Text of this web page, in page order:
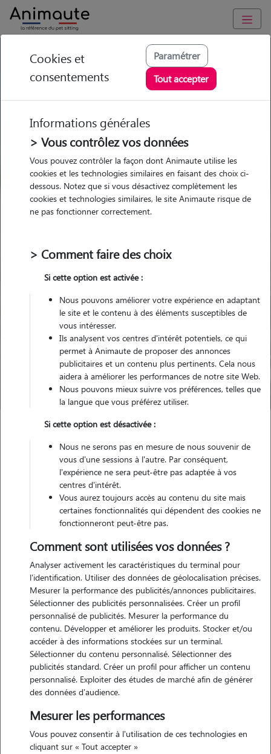
GARDE ANIMAUX à Saint-Martin-du-Frêne : Garde chien et
chat en famille ou à domicile, visites et promenades
Trouvez une garde animaux à
Saint-Martin-du-Frêne
Parmi nos 3 pet-sitters à Saint-
Martin-du-Frêne
Pour quel animal ?
Trouver mon Pet Sitter
Saint-Martin-du-Frêne
Nos promeneurs et familles d'accueil
à Saint-Martin-du-Frêne (01430)
Cookies et
consentements
Paramétrer
Tout accepter
Informations générales
> Vous contrôlez vos données
Vous pouvez contrôler la façon dont Animaute utilise les
cookies et les technologies similaires en faisant des choix ci-
dessous. Notez que si vous désactivez complètement les
cookies et technologies similaires, le site Animaute risque de
ne pas fonctionner correctement.
> Comment faire des choix
Si cette option est activée :
Nous pouvons améliorer votre expérience en adaptant
le site et le contenu à des éléments susceptibles de
vous intéresser.
Ils analysent vos centres d'intérêt potentiels, ce qui
permet à Animaute de proposer des annonces
publicitaires et un contenu plus pertinents. Cela nous
aidera à améliorer les performances de notre site Web.
Nous pouvons mieux suivre vos préférences, telles que
la langue que vous préférez utiliser.
Si cette option est désactivée :
Nous ne serons pas en mesure de nous souvenir de
vous d'une sessions à l'autre. Par conséquent,
l'expérience ne sera peut-être pas adaptée à vos
centres d'intérêt.
Vous aurez toujours accès au contenu du site mais
certaines fonctionnalités qui dépendent des cookies ne
fonctionneront peut-être pas.
Comment sont utilisées vos données ?
Analyser activement les caractéristiques du terminal pour
l'identification. Utiliser des données de géolocalisation précises.
Mesurer la performance des publicités/annonces publicitaires.
Sélectionner des publicités personnalisées. Créer un profil
personnalisé de publicités. Mesurer la performance du
contenu. Développer et améliorer les produits. Stocker et/ou
accéder à des informations stockées sur un terminal.
Sélectionner du contenu personnalisé. Sélectionner des
publicités standard. Créer un profil pour afficher un contenu
personnalisé. Exploiter des études de marché afin de générer
des données d'audience.
Mesurer les performances
Vous pouvez consentir à l'utilisation de ces technologies en
cliquant sur « Tout accepter »